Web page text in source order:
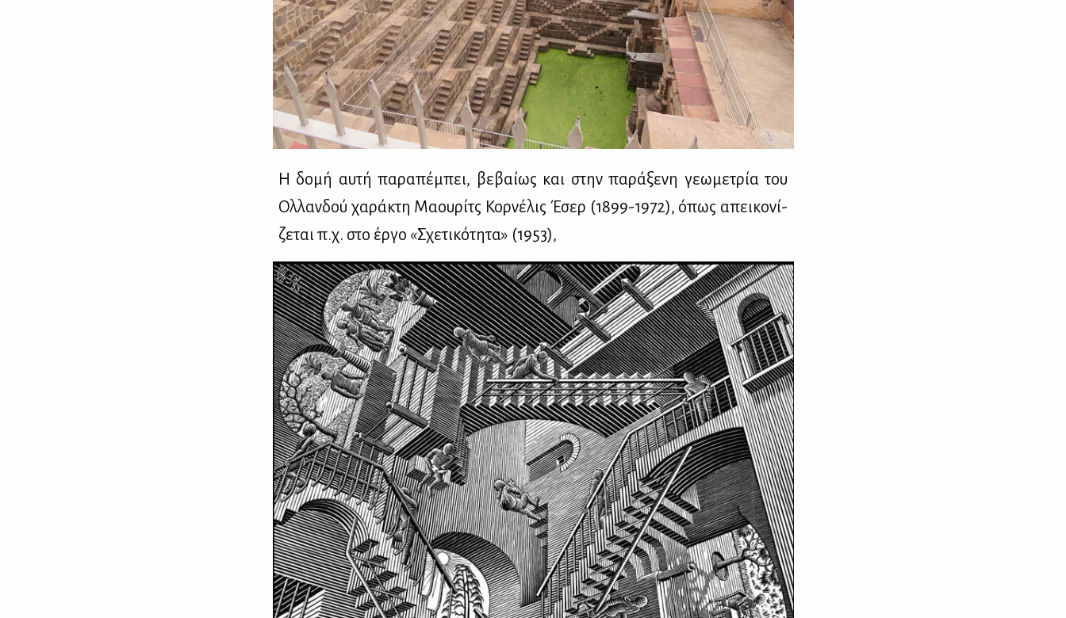
H δο­μή αυ­τή πα­ρα­πέ­μπει, βε­βαί­ως και στην πα­ρά­ξε­νη γε­ω­με­τρία του
Ολ­λαν­δού χα­ρά­κτη Μα­ου­ρίτς Κορ­νέ­λις Έσερ (1899-1972), όπως απει­κο­νί­
ζε­ται π.χ. στο έρ­γο «Σχε­τι­κό­τη­τα» (1953),